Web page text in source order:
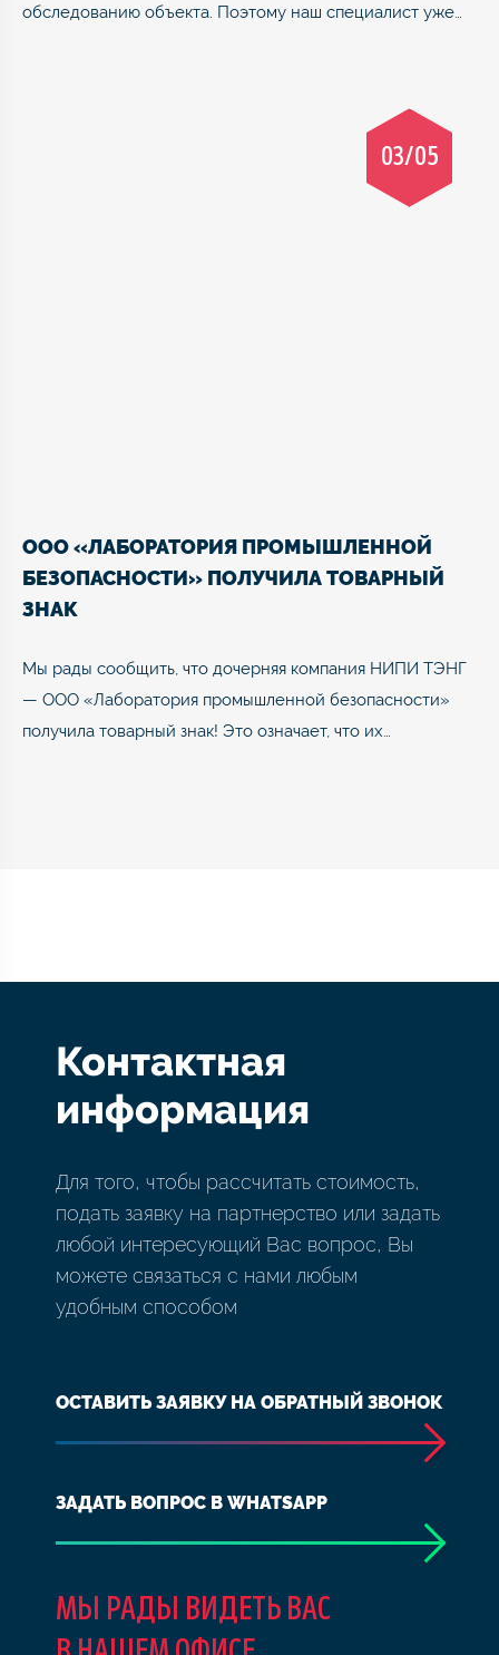
обследованию объекта. Поэтому наш специалист уже…
03/05
ООО «ЛАБОРАТОРИЯ ПРОМЫШЛЕННОЙ
БЕЗОПАСНОСТИ» ПОЛУЧИЛА ТОВАРНЫЙ
ЗНАК
Мы рады сообщить, что дочерняя компания НИПИ ТЭНГ
— ООО «Лаборатория промышленной безопасности»
получила товарный знак! Это означает, что их…
Контактная
информация
Для того, чтобы рассчитать стоимость,
подать заявку на партнерство или задать
любой интересующий Вас вопрос, Вы
можете связаться с нами любым
удобным способом
ОСТАВИТЬ ЗАЯВКУ НА ОБРАТНЫЙ ЗВОНОК
ЗАДАТЬ ВОПРОС В WHATSAPP
МЫ РАДЫ ВИДЕТЬ ВАС